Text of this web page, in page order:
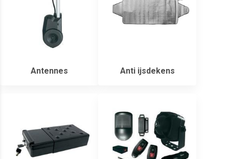
Antennes Anti ijsdekens